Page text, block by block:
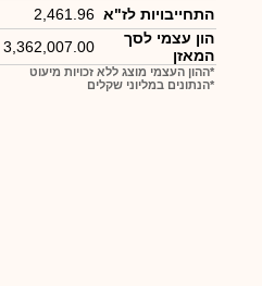
התחייבויות לז"א 2,461.96
הון עצמי לסך
המאזן
3,362,007.00
*ההון העצמי מוצג ללא זכויות מיעוט
*הנתונים במליוני שקלים